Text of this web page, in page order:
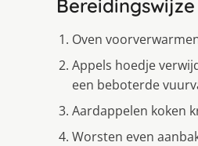
Bereidingswijze
Oven
Appels hoedje
een beboterde
Aardappelen koken
Worsten even